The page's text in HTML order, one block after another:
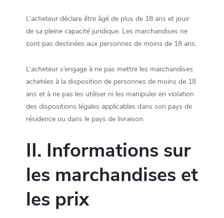
L’acheteur déclare être âgé de plus de 18 ans et jouir
de sa pleine capacité juridique. Les marchandises ne
sont pas destinées aux personnes de moins de 18 ans.
L’acheteur s’engage à ne pas mettre les marchandises
achetées à la disposition de personnes de moins de 18
ans et à ne pas les utiliser ni les manipuler en violation
des dispositions légales applicables dans son pays de
résidence ou dans le pays de livraison.
II. Informations sur
les marchandises et
les prix